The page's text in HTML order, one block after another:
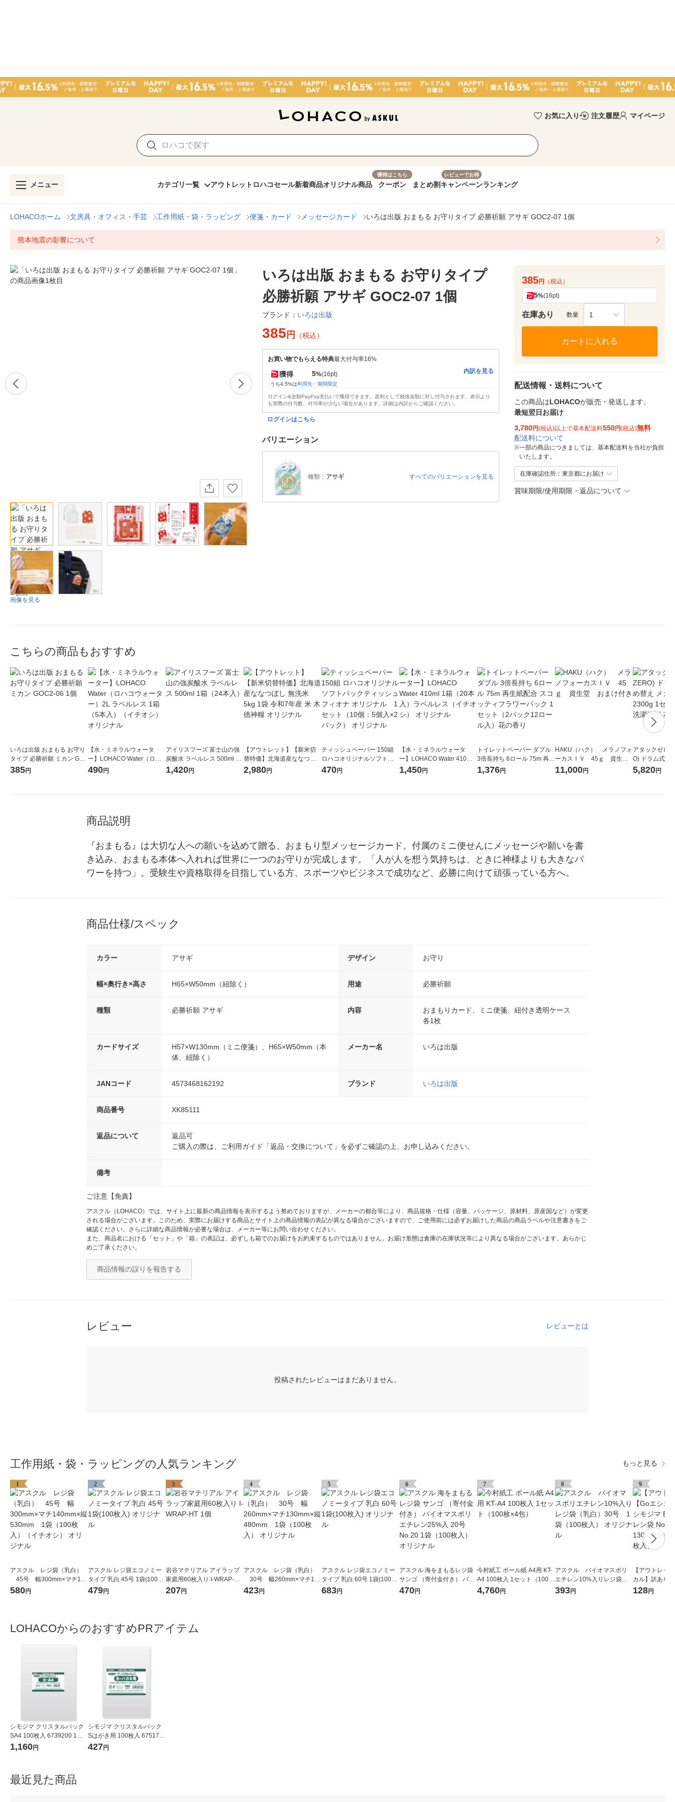
お気に入り 注文履歴 マイページ
メニュー カテゴリ一覧 アウトレット ロハコセール新着商品オリジナル商品
獲得はこちら
クーポン まとめ割
レビューでお得
キャンペーンランキング
LOHACOホーム 文房具・オフィス・手芸 工作用紙・袋・ラッピング 便箋・カード メッセージカード いろは出版 おまもる お守りタイプ 必勝祈願 アサギ GOC2-07 1個
熊本地震の影響について
画像を見る
いろは出版 おまもる お守りタイプ
必勝祈願 アサギ GOC2-07 1個
ブランド： いろは出版
385 円 （税込）
お買い物でもらえる特典最大付与率16%
獲得 5%(16pt)
うち4.5%は利用先・期間限定
内訳を見る
ログイン&全額PayPay支払いで獲得できます。原則として税抜金額に対し付与されます。表示より
も実際の付与数、付与率が少ない場合があります。詳細は内訳からご確認ください。
ログインはこちら
バリエーション
種類： アサギ すべてのバリエーションを見る
385円 （税込）
5%(16pt)
在庫あり 数量 1
カートに入れる
配送情報・送料について
この商品はLOHACOが販売・発送します。
最短翌日お届け
3,780円(税込)以上で基本配送料550円(税込)無料
配送料について
※一部の商品につきましては、基本配送料を当社が負担
いたします。
在庫確認住所：東京都にお届け
賞味期限/使用期限・返品について
こちらの商品もおすすめ
いろは出版 おまもる お守り
タイプ 必勝祈願 ミカン GO
C2-06 1個
385円
【水・ミネラルウォータ
ー】LOHACO Water（ロハ
コウォーター）2L ラベルレ
490円
アイリスフーズ 富士山の強
炭酸水 ラベルレス 500ml 1
箱（24本入）
1,420円
【アウトレット】【新米切
替特価】北海道産ななつぼ
し 無洗米 5kg 1袋 令和7年産
米 木徳神糧 オリジナル
2,980円
ティッシュペーパー 150組
ロハコオリジナルソフトパ
ックティッシュ フィオナ オ
470円
【水・ミネラルウォータ
ー】LOHACO Water 410ml
1箱（20本入）ラベルレス
（イチオシ） オリジナル
1,450円
トイレットペーパー ダブル
3倍長持ち 6ロール 75m 再生
紙配合 スコッティフラワー
パック 1セット（2パック12
1,376円
HAKU（ハク） メラノフォ
ーカスＩＶ 45ｇ 資生
堂 おまけ付き
11,000円
アタックゼロ
O) ドラム式専
ガジャンボ
（2個入) 洗濯
5,820円
商品説明
『おまもる』は大切な人への願いを込めて贈る、おまもり型メッセージカード。付属のミニ便せんにメッセージや願いを書
き込み、おまもる本体へ入れれば世界に一つのお守りが完成します。「人が人を想う気持ちは、ときに神様よりも大きなパ
ワーを持つ」。受験生や資格取得を目指している方、スポーツやビジネスで成功など、必勝に向けて頑張っている方へ。
商品仕様/スペック
カラー アサギ デザイン お守り
幅×奥行き×高さ H65×W50mm（紐除く） 用途 必勝祈願
種類 必勝祈願 アサギ 内容
おまもりカード、ミニ便箋、紐付き透明ケース
各1枚
カードサイズ
H57×W130mm（ミニ便箋）、H65×W50mm（本
体、紐除く）
メーカー名 いろは出版
JANコード 4573468162192 ブランド いろは出版
商品番号 XK85111
返品について
返品可
ご購入の際は、ご利用ガイド「返品・交換について」を必ずご確認の上、お申し込みください。
備考
ご注意【免責】
アスクル（LOHACO）では、サイト上に最新の商品情報を表示するよう努めておりますが、メーカーの都合等により、商品規格・仕様（容量、パッケージ、原材料、原産国など）が変更
される場合がございます。このため、実際にお届けする商品とサイト上の商品情報の表記が異なる場合がございますので、ご使用前には必ずお届けした商品の商品ラベルや注意書きをご
確認ください。さらに詳細な商品情報が必要な場合は、メーカー等にお問い合わせください。
また、商品名における「セット」や「箱」の表記は、必ずしも箱でのお届けをお約束するものではありません。お届け形態は倉庫の在庫状況等により異なる場合がございます。あらかじ
めご了承ください。
商品情報の誤りを報告する
レビュー レビューとは
投稿されたレビューはまだありません。
工作用紙・袋・ラッピングの人気ランキング もっと見る
1
アスクル レジ袋（乳白）
45号 幅300mm×マチ140
mm×縦530mm 1袋（100
580円
2
アスクル レジ袋エコノミー
タイプ 乳白 45号 1袋(100枚
入) オリジナル
479円
3
岩谷マテリアル アイラップ
家庭用60枚入り I-WRAP-HT
1個
207円
4
アスクル レジ袋（乳白）
30号 幅260mm×マチ130
mm×縦480mm 1袋（100
423円
5
アスクル レジ袋エコノミー
タイプ 乳白 60号 1袋(100枚
入) オリジナル
683円
6
アスクル 海をまもるレジ袋
サンゴ （寄付金付き） バイ
オマスポリエチレン25%入 2
470円
7
今村紙工 ボール紙 A4用 KT-
A4 100枚入 1セット（100枚
×4包）
4,760円
8
アスクル バイオマスポリ
エチレン10%入りレジ袋
（乳白）30号 1袋（100枚
393円
9
【アウトレッ
カル】訳あり
ポリエチレン
128円
LOHACOからのおすすめPRアイテム
シモジマ クリスタルパック
SA4 100枚入 6739200 1袋
(100枚入)
1,160円
シモジマ クリスタルパック
Sはがき用 100枚入 675170
0 1袋(100枚入)
427円
最近見た商品